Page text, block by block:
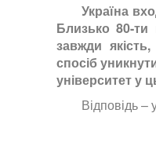
Україна
Близько 80-ти
завжди
спосіб
університет у
Відповідь –